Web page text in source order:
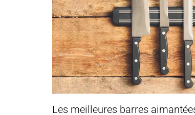
Les meilleures barres